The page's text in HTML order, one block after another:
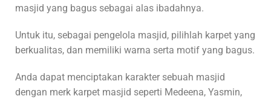
masjid yang bagus sebagai alas ibadahnya.
Untuk itu, sebagai pengelola masjid, pilihlah karpet yang
berkualitas, dan memiliki warna serta motif yang bagus.
Anda dapat menciptakan karakter sebuah masjid
dengan merk karpet masjid seperti Medeena, Yasmin,